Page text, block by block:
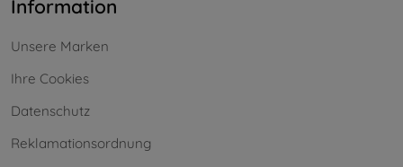
Information
Unsere Marken
Ihre Cookies
Datenschutz
Reklamationsordnung